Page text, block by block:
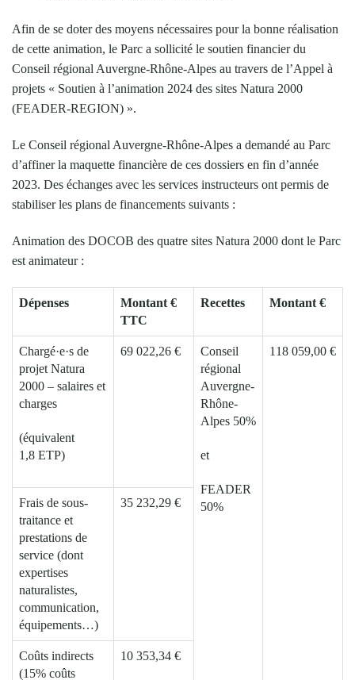
Afin de se doter des moyens nécessaires pour la bonne réalisation
de cette animation, le Parc a sollicité le soutien financier du
Conseil régional Auvergne-Rhône-Alpes au travers de l’Appel à
projets « Soutien à l’animation 2024 des sites Natura 2000
(FEADER-REGION) ».
Le Conseil régional Auvergne-Rhône-Alpes a demandé au Parc
d’affiner la maquette financière de ces dossiers en fin d’année
2023. Des échanges avec les services instructeurs ont permis de
stabiliser les plans de financements suivants :
Animation des DOCOB des quatre sites Natura 2000 dont le Parc
est animateur :
Dépenses
Montant €
TTC
Recettes Montant €
Chargé·e·s de
projet Natura
2000 – salaires et
charges
(équivalent
1,8 ETP)
69 022,26 €
Conseil
régional
Auvergne-
Rhône-
Alpes 50%
et
FEADER
50%
118 059,00 €
Frais de sous-
traitance et
prestations de
service (dont
expertises
naturalistes,
communication,
équipements…)
35 232,29 €
Coûts indirects
(15% coûts
10 353,34 €